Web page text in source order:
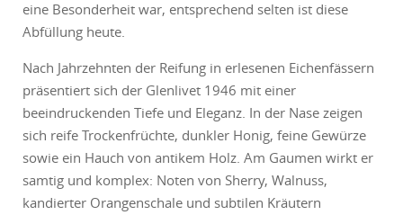
eine Besonderheit war, entsprechend selten ist diese
Abfüllung heute.
Nach Jahrzehnten der Reifung in erlesenen Eichenfässern
präsentiert sich der Glenlivet 1946 mit einer
beeindruckenden Tiefe und Eleganz. In der Nase zeigen
sich reife Trockenfrüchte, dunkler Honig, feine Gewürze
sowie ein Hauch von antikem Holz. Am Gaumen wirkt er
samtig und komplex: Noten von Sherry, Walnuss,
kandierter Orangenschale und subtilen Kräutern